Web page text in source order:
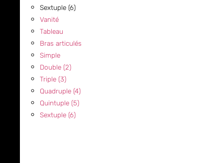
Sextuple (6)
Vanité
Tableau
Bras articulés
Simple
Double (2)
Triple (3)
Quadruple (4)
Quintuple (5)
Sextuple (6)